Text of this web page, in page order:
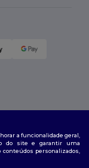
a funcionalidade geral,
do site e garantir uma
personalizados,